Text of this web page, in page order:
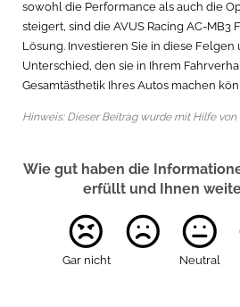
sowohl die Performance als auch die
steigert, sind die AVUS Racing AC-MB3
Lösung. Investieren Sie in diese
Unterschied, den sie in Ihrem
Gesamtästhetik Ihres Autos machen
Hinweis: Dieser Beitrag wurde mit Hilfe von
Wie gut haben die
erfüllt und Ihnen
Gar nicht Neutral